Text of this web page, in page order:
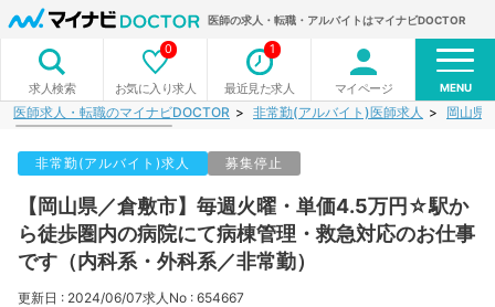
医師の求人・転職・アルバイトはマイナビDOCTOR
求人検索 お気に入り求人
0
最近見た求人
1
マイページ MENU
医師求人・転職のマイナビDOCTOR 非常勤(アルバイト)医師求人 岡山県
非常勤(アルバイト)求人 募集停止
【岡山県／倉敷市】毎週火曜・単価4.5万円☆駅か
ら徒歩圏内の病院にて病棟管理・救急対応のお仕事
です（内科系・外科系／非常勤）
更新日 : 2024/06/07求人No : 654667